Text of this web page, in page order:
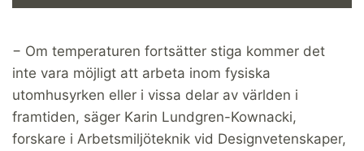
− Om temperaturen fortsätter stiga kommer det
inte vara möjligt att arbeta inom fysiska
utomhusyrken eller i vissa delar av världen i
framtiden, säger Karin Lundgren-Kownacki,
forskare i Arbetsmiljöteknik vid Designvetenskaper,